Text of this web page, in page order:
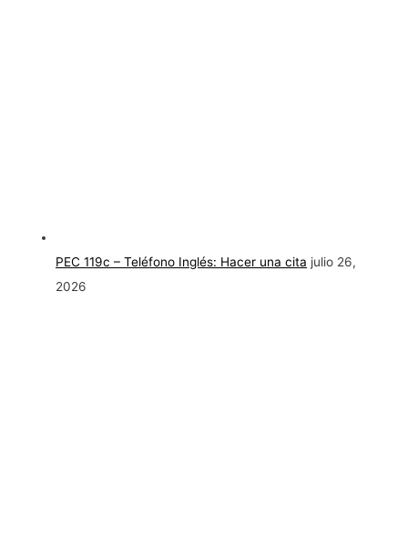
PEC 119c – Teléfono Inglés: Hacer una cita julio 26,
2026